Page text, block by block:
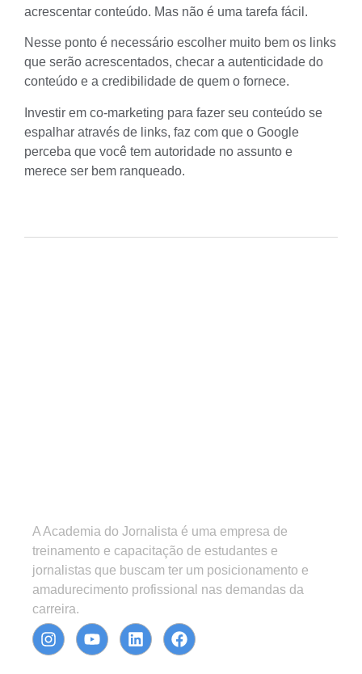
acrescentar conteúdo. Mas não é uma tarefa fácil.
Nesse ponto é necessário escolher muito bem os links
que serão acrescentados, checar a autenticidade do
conteúdo e a credibilidade de quem o fornece.
Investir em co-marketing para fazer seu conteúdo se
espalhar através de links, faz com que o Google
perceba que você tem autoridade no assunto e
merece ser bem ranqueado.
A Academia do Jornalista é uma empresa de
treinamento e capacitação de estudantes e
jornalistas que buscam ter um posicionamento e
amadurecimento profissional nas demandas da
carreira.